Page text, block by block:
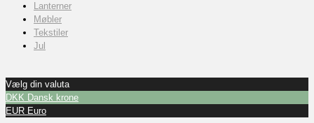
Lanterner
Møbler
Tekstiler
Jul
Vælg din valuta
DKK Dansk krone
EUR Euro